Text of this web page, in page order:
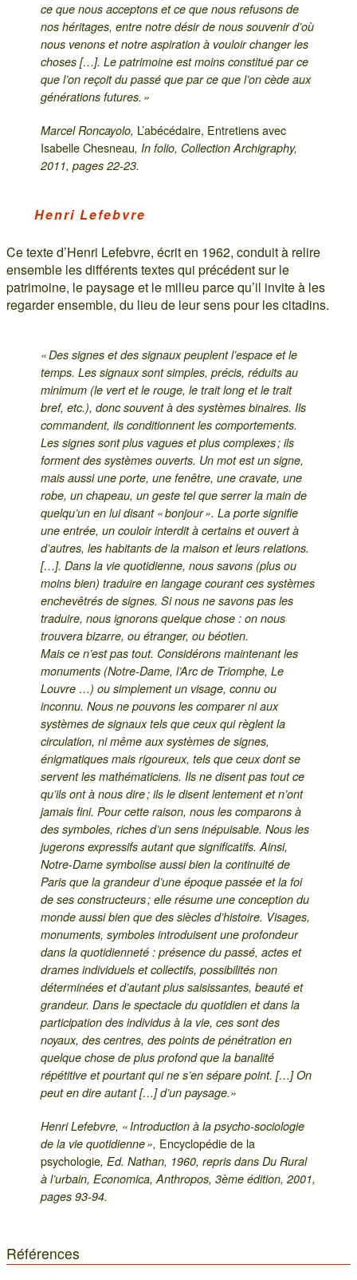
ce que nous acceptons et ce que nous refusons de
nos héritages, entre notre désir de nous souvenir d’où
nous venons et notre aspiration à vouloir changer les
choses […]. Le patrimoine est moins constitué par ce
que l’on reçoit du passé que par ce que l’on cède aux
générations futures. »
Marcel Roncayolo, L’abécédaire, Entretiens avec
Isabelle Chesneau, In folio, Collection Archigraphy,
2011, pages 22-23.
Henri Lefebvre
Ce texte d’Henri Lefebvre, écrit en 1962, conduit à relire
ensemble les différents textes qui précédent sur le
patrimoine, le paysage et le milieu parce qu’il invite à les
regarder ensemble, du lieu de leur sens pour les citadins.
« Des signes et des signaux peuplent l’espace et le
temps. Les signaux sont simples, précis, réduits au
minimum (le vert et le rouge, le trait long et le trait
bref, etc.), donc souvent à des systèmes binaires. Ils
commandent, ils conditionnent les comportements.
Les signes sont plus vagues et plus complexes ; ils
forment des systèmes ouverts. Un mot est un signe,
mais aussi une porte, une fenêtre, une cravate, une
robe, un chapeau, un geste tel que serrer la main de
quelqu’un en lui disant « bonjour ». La porte signifie
une entrée, un couloir interdit à certains et ouvert à
d’autres, les habitants de la maison et leurs relations.
[…]. Dans la vie quotidienne, nous savons (plus ou
moins bien) traduire en langage courant ces systèmes
enchevêtrés de signes. Si nous ne savons pas les
traduire, nous ignorons quelque chose : on nous
trouvera bizarre, ou étranger, ou béotien.
Mais ce n’est pas tout. Considérons maintenant les
monuments (Notre-Dame, l’Arc de Triomphe, Le
Louvre …) ou simplement un visage, connu ou
inconnu. Nous ne pouvons les comparer ni aux
systèmes de signaux tels que ceux qui règlent la
circulation, ni même aux systèmes de signes,
énigmatiques mais rigoureux, tels que ceux dont se
servent les mathématiciens. Ils ne disent pas tout ce
qu’ils ont à nous dire ; ils le disent lentement et n’ont
jamais fini. Pour cette raison, nous les comparons à
des symboles, riches d’un sens inépuisable. Nous les
jugerons expressifs autant que significatifs. Ainsi,
Notre-Dame symbolise aussi bien la continuité de
Paris que la grandeur d’une époque passée et la foi
de ses constructeurs ; elle résume une conception du
monde aussi bien que des siècles d’histoire. Visages,
monuments, symboles introduisent une profondeur
dans la quotidienneté : présence du passé, actes et
drames individuels et collectifs, possibilités non
déterminées et d’autant plus saisissantes, beauté et
grandeur. Dans le spectacle du quotidien et dans la
participation des individus à la vie, ces sont des
noyaux, des centres, des points de pénétration en
quelque chose de plus profond que la banalité
répétitive et pourtant qui ne s’en sépare point. […] On
peut en dire autant […] d’un paysage.»
Henri Lefebvre, « Introduction à la psycho-sociologie
de la vie quotidienne », Encyclopédie de la
psychologie, Ed. Nathan, 1960, repris dans Du Rural
à l’urbain, Economica, Anthropos, 3ème édition, 2001,
pages 93-94.
Références